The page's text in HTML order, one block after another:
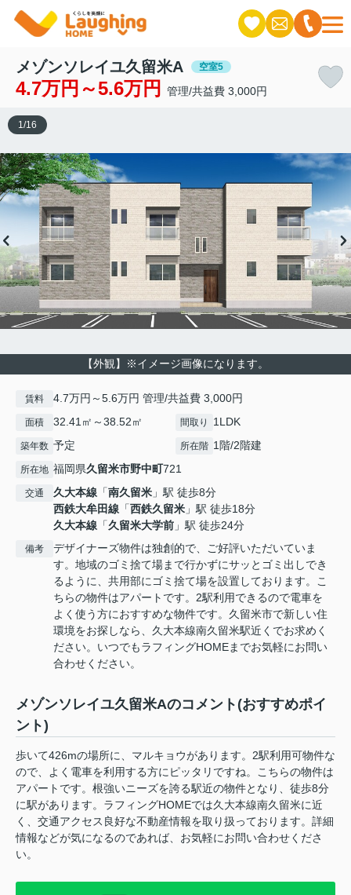
メゾンソレイユ久留米A 空室5
4.7万円～5.6万円 管理/共益費 3,000円
【外観】※イメージ画像になります。
1 /16
賃料 4.7万円～5.6万円 管理/共益費 3,000円
面積 32.41㎡～38.52㎡ 間取り 1LDK
築年数 予定 所在階 1階/2階建
所在地 福岡県久留米市野中町721
交通 久大本線 「南久留米 」駅 徒歩8分
西鉄大牟田線 「西鉄久留米 」駅 徒歩18分
久大本線 「久留米大学前 」駅 徒歩24分
備考
デザイナーズ物件は独創的で、ご好評いただいていま
す。地域のゴミ捨て場まで行かずにサッとゴミ出しでき
るように、共用部にゴミ捨て場を設置しております。こ
ちらの物件はアパートです。2駅利用できるので電車を
よく使う方におすすめな物件です。久留米市で新しい住
環境をお探しなら、久大本線南久留米駅近くでお求めく
ださい。いつでもラフィングHOMEまでお気軽にお問い
合わせください。
メゾンソレイユ久留米Aのコメント(おすすめポイ
ント)
歩いて426mの場所に、マルキョウがあります。2駅利用可物件な
ので、よく電車を利用する方にピッタリですね。こちらの物件は
アパートです。根強いニーズを誇る駅近の物件となり、徒歩8分
に駅があります。ラフィングHOMEでは久大本線南久留米に近
く、交通アクセス良好な不動産情報を取り扱っております。詳細
情報などが気になるのであれば、お気軽にお問い合わせくださ
い。